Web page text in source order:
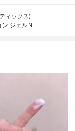
ィックス)
ジェルＮ